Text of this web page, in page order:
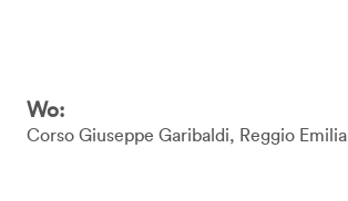
Wo:
Corso Giuseppe Garibaldi Reggio Emilia